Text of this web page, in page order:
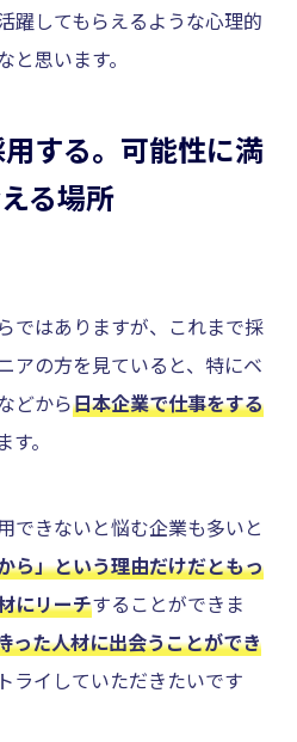
躍してもらえるような心理的
思います。
する。可能性に満
る場所
ではありますが、これまで採
アの方を見ていると、特にベ
どから日本企業で仕事をする
す。
できないと悩む企業も多いと
ら」という理由だけだともっ
にリーチすることができま
った人材に出会うことができ
ライしていただきたいです